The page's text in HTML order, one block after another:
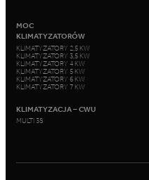
MOC
KLIMATYZATORÓW
KLIMATYZATORY 2,5 KW
KLIMATYZATORY 3,5 KW
KLIMATYZATORY 4 KW
KLIMATYZATORY 5 KW
KLIMATYZATORY 6 KW
KLIMATYZATORY 7 KW
KLIMATYZACJA – CWU
MULTI 3S